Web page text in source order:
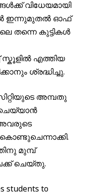
വിധേയമായി
ഇന്നുമുതൽ ഓഫ്
തന്നെ കുട്ടികൾ
സ്കൂളിൽ എത്തിയ
ശ്രദ്ധിച്ചു.
അമ്പതു
അവരുടെ
മുമ്പ്
ചെയ്തു.
students to